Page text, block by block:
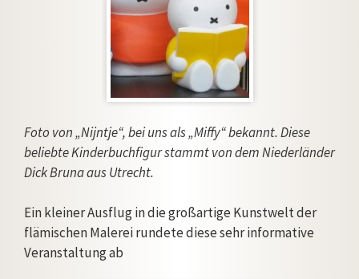
Foto von „Nijntje“, bei uns als „Miffy“ bekannt. Diese
beliebte Kinderbuchfigur stammt von dem Niederländer
Dick Bruna aus Utrecht.
Ein kleiner Ausflug in die großartige Kunstwelt der
flämischen Malerei rundete diese sehr informative
Veranstaltung ab